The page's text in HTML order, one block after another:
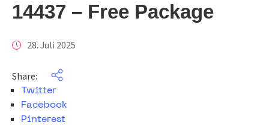
14437 – Free Package
28. Juli 2025
Share:
Twitter
Facebook
Pinterest